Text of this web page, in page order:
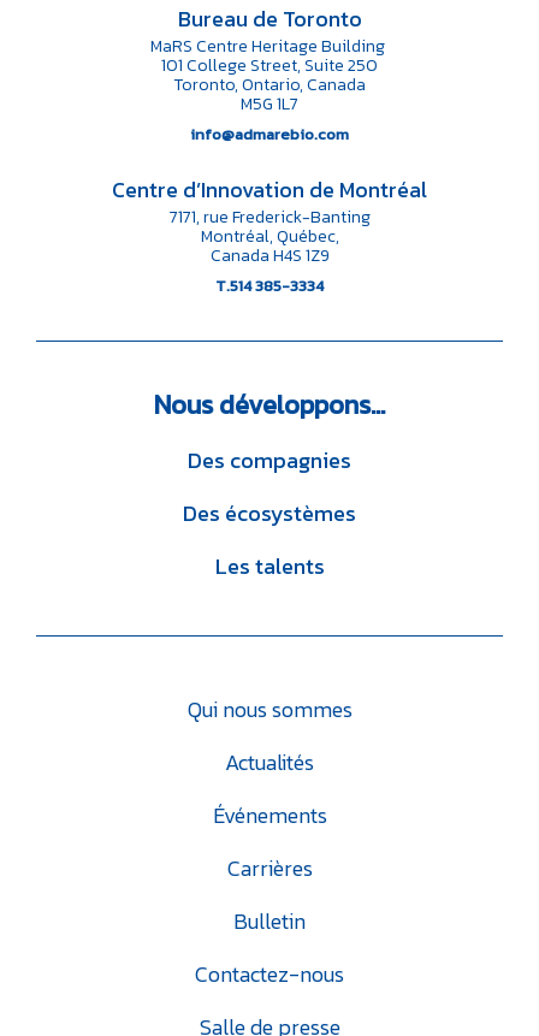
Bureau de Toronto
MaRS Centre Heritage Building
101 College Street, Suite 250
Toronto, Ontario, Canada
M5G 1L7
info@admarebio.com
Centre d’Innovation de Montréal
7171, rue Frederick-Banting
Montréal, Québec,
Canada H4S 1Z9
T.514 385-3334
Nousdéveloppons…
Des compagnies
Des écosystèmes
Les talents
Qui nous sommes
Actualités
Événements
Carrières
Bulletin
Contactez-nous
Salle de presse